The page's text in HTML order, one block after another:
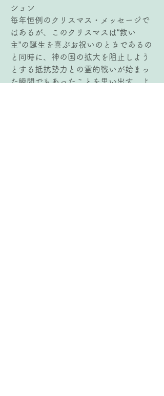
ション
毎年恒例のクリスマス・メッセージで
はあるが、このクリスマスは“救い
主”の誕生を喜ぶお祝いのときであるの
と同時に、神の国の拡大を阻止しよう
とする抵抗勢力との霊的戦いが始まっ
た瞬間でもあったことを思い出す、よ